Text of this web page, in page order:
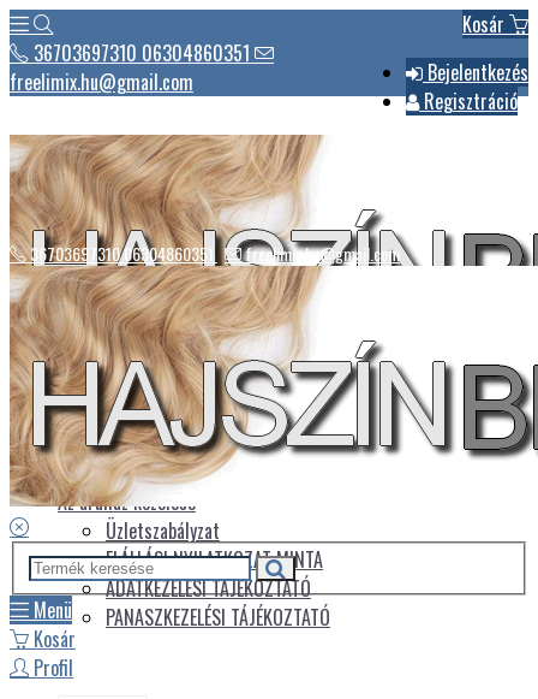
Kosár
Bejelentkezés
Regisztráció
36703697310 06304860351
freelimix.hu@gmail.com
Hírek
Csomagautomaták listája
Üdvözlet
Az áruház kezelése
Üzletszabályzat
ELÁLLÁSI NYILATKOZAT MINTA
ADATKEZELÉSI TÁJÉKOZTATÓ
PANASZKEZELÉSI TÁJÉKOZTATÓ
36703697310 06304860351 freelimix.hu@gmail.com
Menü
Kosár
Profil